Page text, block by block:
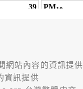
網站內容的資訊提供
資訊提供